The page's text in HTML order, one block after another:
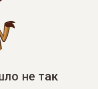
не так